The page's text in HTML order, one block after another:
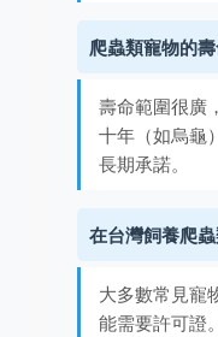
爬蟲類寵物的
壽命範圍很廣
十年（如烏龜
長期承諾。
在台灣飼養爬
大多數常見寵
能需要許可證